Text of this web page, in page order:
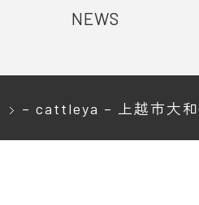
NEWS
– cattleya – 上越市大和(上越妙高駅)モデルハウ